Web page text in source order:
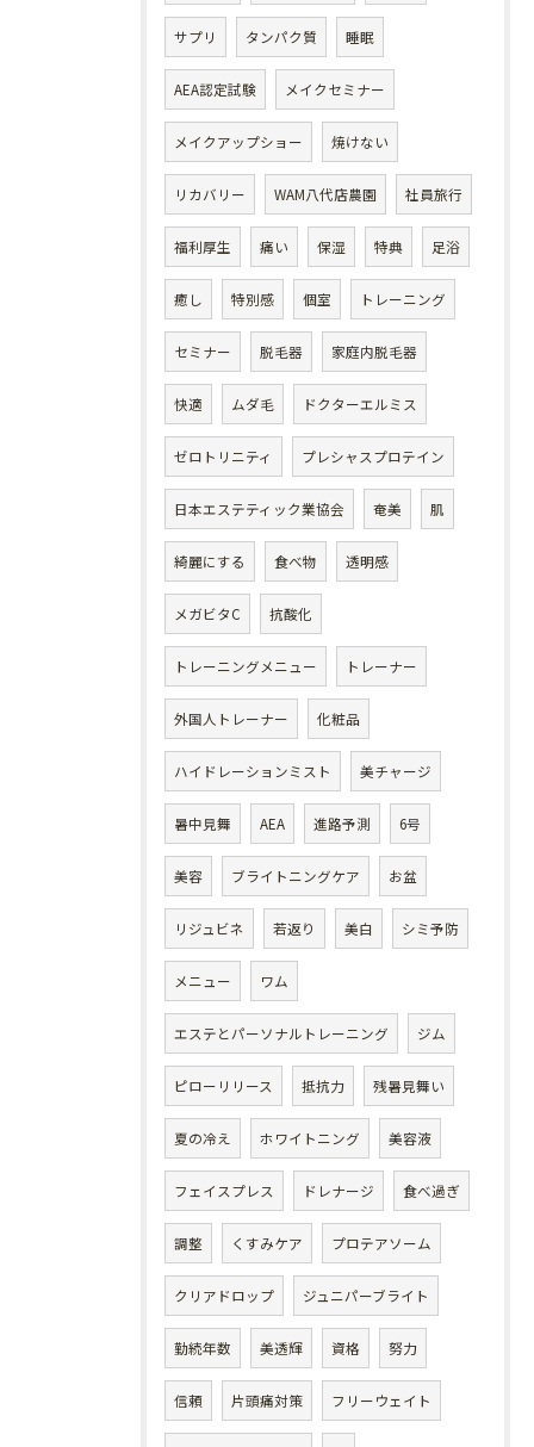
サプリ タンパク質 睡眠
AEA認定試験 メイクセミナー
メイクアップショー 焼けない
リカバリー WAM八代店農園 社員旅行
福利厚生 痛い 保湿 特典 足浴
癒し 特別感 個室 トレーニング
セミナー 脱毛器 家庭内脱毛器
快適 ムダ毛 ドクターエルミス
ゼロトリニティ プレシャスプロテイン
日本エステティック業協会 奄美 肌
綺麗にする 食べ物 透明感
メガビタC 抗酸化
トレーニングメニュー トレーナー
外国人トレーナー 化粧品
ハイドレーションミスト 美チャージ
暑中見舞 AEA 進路予測 6号
美容 ブライトニングケア お盆
リジュビネ 若返り 美白 シミ予防
メニュー ワム
エステとパーソナルトレーニング ジム
ピローリリース 抵抗力 残暑見舞い
夏の冷え ホワイトニング 美容液
フェイスプレス ドレナージ 食べ過ぎ
調整 くすみケア プロテアソーム
クリアドロップ ジュニパーブライト
勤続年数 美透輝 資格 努力
信頼 片頭痛対策 フリーウェイト